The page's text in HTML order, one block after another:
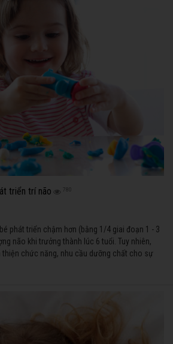
triển trí não 780
phát triển chậm hơn (bằng 1/4 giai đoạn 1 - 3
não khi trưởng thành lúc 6 tuổi. Tuy nhiên,
thiện chức năng, nhu cầu dưỡng chất cho sự